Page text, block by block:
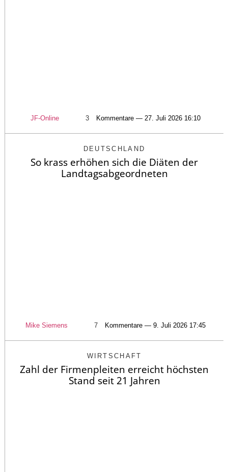
JF-Online 3 Kommentare — 27. Juli 2026 16:10
DEUTSCHLAND
So krass erhöhen sich die Diäten der
Landtagsabgeordneten
Mike Siemens 7 Kommentare — 9. Juli 2026 17:45
WIRTSCHAFT
Zahl der Firmenpleiten erreicht höchsten
Stand seit 21 Jahren